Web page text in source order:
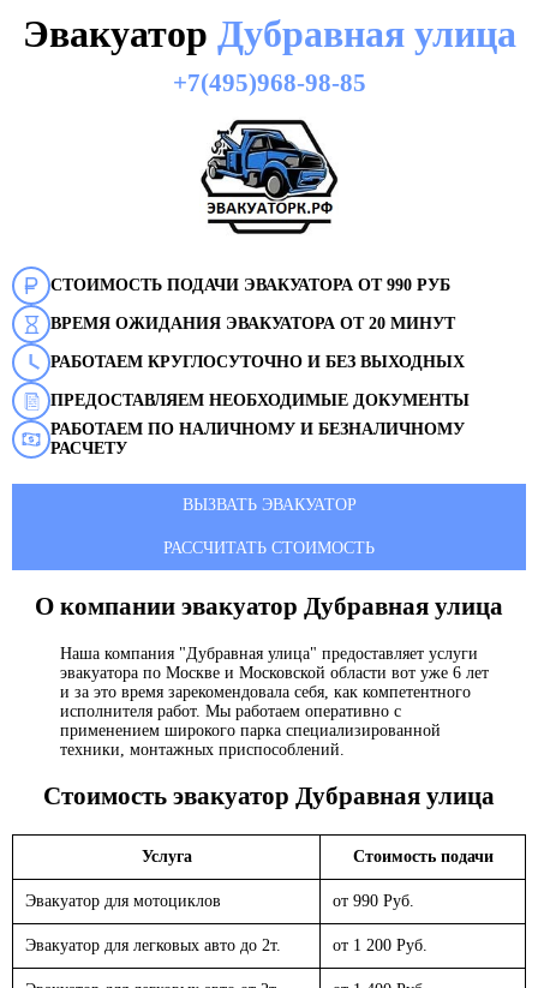
Эвакуатор Дубравная улица
+7(495)968-98-85
СТОИМОСТЬ ПОДАЧИ ЭВАКУАТОРА ОТ 990 РУБ
ВРЕМЯ ОЖИДАНИЯ ЭВАКУАТОРА ОТ 20 МИНУТ
РАБОТАЕМ КРУГЛОСУТОЧНО И БЕЗ ВЫХОДНЫХ
ПРЕДОСТАВЛЯЕМ НЕОБХОДИМЫЕ ДОКУМЕНТЫ
РАБОТАЕМ ПО НАЛИЧНОМУ И БЕЗНАЛИЧНОМУ
РАСЧЕТУ
ВЫЗВАТЬ ЭВАКУАТОР
РАССЧИТАТЬ СТОИМОСТЬ
О компании эвакуатор Дубравная улица
Наша компания "Дубравная улица" предоставляет услуги
эвакуатора по Москве и Московской области вот уже 6 лет
и за это время зарекомендовала себя, как компетентного
исполнителя работ. Мы работаем оперативно с
применением широкого парка специализированной
техники, монтажных приспособлений.
Стоимость эвакуатор Дубравная улица
Услуга Стоимость подачи
Эвакуатор для мотоциклов от 990 Руб.
Эвакуатор для легковых авто до 2т. от 1 200 Руб.